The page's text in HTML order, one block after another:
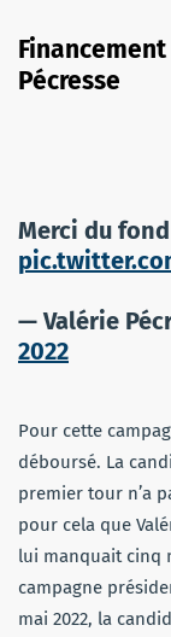
Pécresse
Merci du
— Valérie
2022
Pour cette
déboursé. La
premier tour n’a
pour cela que
lui manquait cinq
campagne
mai 2022, la